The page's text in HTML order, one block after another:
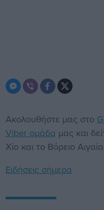
Ακολουθήστε μας στο
Viber ομάδα μας και
Χίο και το Βόρειο Αιγαίο.
Ειδήσεις σήμερα